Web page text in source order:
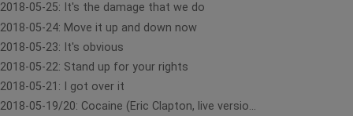
2018-05-25: It's the damage that we do
2018-05-24: Move it up and down now
2018-05-23: It's obvious
2018-05-22: Stand up for your rights
2018-05-21: I got over it
2018-05-19/20: Cocaine (Eric Clapton, live versio...